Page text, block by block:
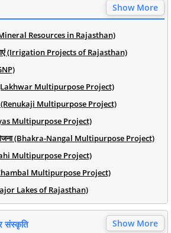
Show More
Resources in Rajasthan)
(Irrigation Projects of Rajasthan)
(Lakhwar Multipurpose Project)
(Renukaji Multipurpose Project)
(Vyas Multipurpose Project)
(Bhakra-Nangal Multipurpose Project)
(Mahi Multipurpose Project)
(Chambal Multipurpose Project)
Lakes of Rajasthan)
संस्कृति Show More